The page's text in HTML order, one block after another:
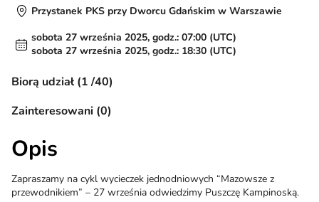
Przystanek PKS przy Dworcu Gdańskim w Warszawie
sobota 27 września 2025, godz.: 07:00 (UTC)
sobota 27 września 2025, godz.: 18:30 (UTC)
Biorą udział (1 /40)
Zainteresowani (0)
Opis
Zapraszamy na cykl wycieczek jednodniowych “Mazowsze z
przewodnikiem” – 27 września odwiedzimy Puszczę Kampinoską.